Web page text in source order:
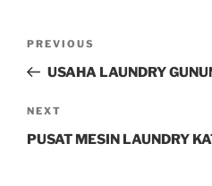
PREVIOUS
USAHA LAUNDRY
NEXT
PUSAT MESIN LAUNDRY